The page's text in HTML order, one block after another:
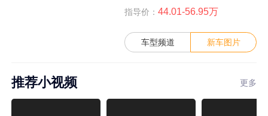
指导价： 44.01-56.95万
车型频道 新车图片
推荐小视频 更多